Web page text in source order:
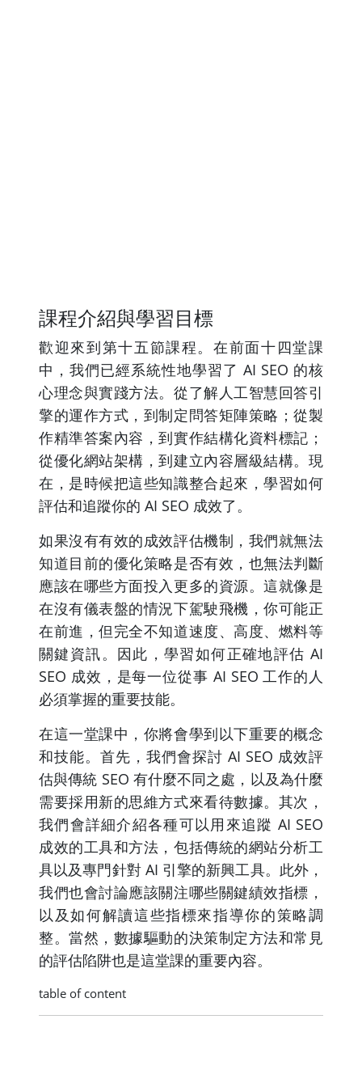
課程介紹與學習目標
歡迎來到第十五節課程。在前面十四堂課
中，我們已經系統性地學習了 AI SEO 的核
心理念與實踐方法。從了解人工智慧回答引
擎的運作方式，到制定問答矩陣策略；從製
作精準答案內容，到實作結構化資料標記；
從優化網站架構，到建立內容層級結構。現
在，是時候把這些知識整合起來，學習如何
評估和追蹤你的 AI SEO 成效了。
如果沒有有效的成效評估機制，我們就無法
知道目前的優化策略是否有效，也無法判斷
應該在哪些方面投入更多的資源。這就像是
在沒有儀表盤的情況下駕駛飛機，你可能正
在前進，但完全不知道速度、高度、燃料等
關鍵資訊。因此，學習如何正確地評估 AI
SEO 成效，是每一位從事 AI SEO 工作的人
必須掌握的重要技能。
在這一堂課中，你將會學到以下重要的概念
和技能。首先，我們會探討 AI SEO 成效評
估與傳統 SEO 有什麼不同之處，以及為什麼
需要採用新的思維方式來看待數據。其次，
我們會詳細介紹各種可以用來追蹤 AI SEO
成效的工具和方法，包括傳統的網站分析工
具以及專門針對 AI 引擎的新興工具。此外，
我們也會討論應該關注哪些關鍵績效指標，
以及如何解讀這些指標來指導你的策略調
整。當然，數據驅動的決策制定方法和常見
的評估陷阱也是這堂課的重要內容。
table of content